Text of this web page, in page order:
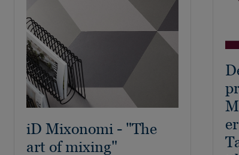
iD Mixonomi - "The
art of mixing"